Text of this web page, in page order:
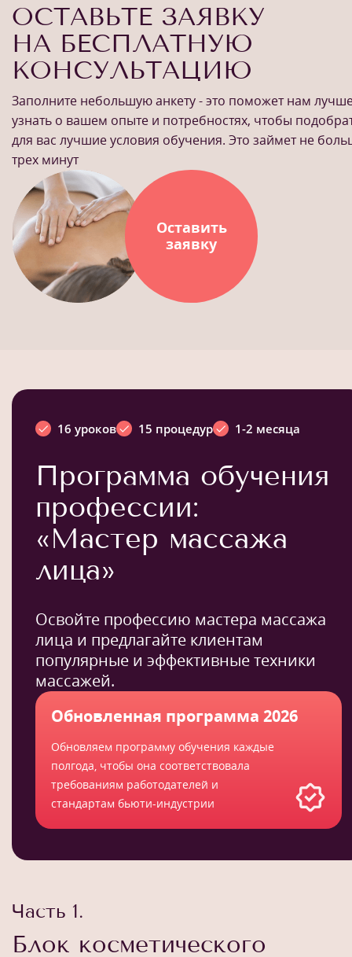
ОСТАВЬТЕ ЗАЯВКУ
НА БЕСПЛАТНУЮ
КОНСУЛЬТАЦИЮ
Заполните небольшую анкету - это поможет нам
узнать о вашем опыте и потребностях, чтобы
для вас лучшие условия обучения. Это займет не
трех минут
Оставить
заявку
16 уроков 15 процедур 1-2 месяца
Программа обучения
профессии:
«Мастер массажа
лица»
Освойте профессию мастера массажа
лица и предлагайте клиентам
популярные и эффективные техники
массажей.
Обновленная программа 2026
Обновляем программу обучения каждые
полгода, чтобы она соответствовала
требованиям работодателей и
стандартам бьюти-индустрии
Часть 1.
Блок косметического